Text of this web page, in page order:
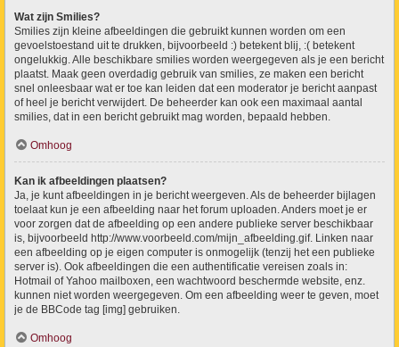
Wat zijn Smilies?
Smilies zijn kleine afbeeldingen die gebruikt kunnen worden om een
gevoelstoestand uit te drukken, bijvoorbeeld :) betekent blij, :( betekent
ongelukkig. Alle beschikbare smilies worden weergegeven als je een bericht
plaatst. Maak geen overdadig gebruik van smilies, ze maken een bericht
snel onleesbaar wat er toe kan leiden dat een moderator je bericht aanpast
of heel je bericht verwijdert. De beheerder kan ook een maximaal aantal
smilies, dat in een bericht gebruikt mag worden, bepaald hebben.
Omhoog
Kan ik afbeeldingen plaatsen?
Ja, je kunt afbeeldingen in je bericht weergeven. Als de beheerder bijlagen
toelaat kun je een afbeelding naar het forum uploaden. Anders moet je er
voor zorgen dat de afbeelding op een andere publieke server beschikbaar
is, bijvoorbeeld http://www.voorbeeld.com/mijn_afbeelding.gif. Linken naar
een afbeelding op je eigen computer is onmogelijk (tenzij het een publieke
server is). Ook afbeeldingen die een authentificatie vereisen zoals in:
Hotmail of Yahoo mailboxen, een wachtwoord beschermde website, enz.
kunnen niet worden weergegeven. Om een afbeelding weer te geven, moet
je de BBCode tag [img] gebruiken.
Omhoog